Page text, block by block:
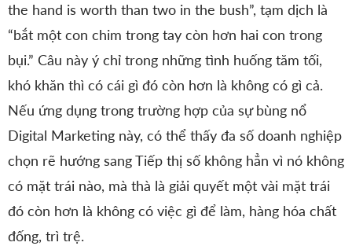
the hand is worth than two in the bush”, tạm dịch là
“bắt một con chim trong tay còn hơn hai con trong
bụi.” Câu này ý chỉ trong những tình huống tăm tối,
khó khăn thì có cái gì đó còn hơn là không có gì cả.
Nếu ứng dụng trong trường hợp của sự bùng nổ
Digital Marketing này, có thể thấy đa số doanh nghiệp
chọn rẽ hướng sang Tiếp thị số không hẳn vì nó không
có mặt trái nào, mà thà là giải quyết một vài mặt trái
đó còn hơn là không có việc gì để làm, hàng hóa chất
đống, trì trệ.